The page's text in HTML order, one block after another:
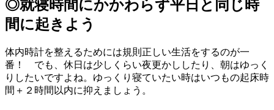
◎就寝時間にかかわらず平日と同じ時
間に起きよう
体内時計を整えるためには規則正しい生活をするのが一
番！ でも、休日は少しくらい夜更かししたり、朝はゆっく
りしたいですよね。ゆっくり寝ていたい時はいつもの起床時
間＋２時間以内に抑えましょう。